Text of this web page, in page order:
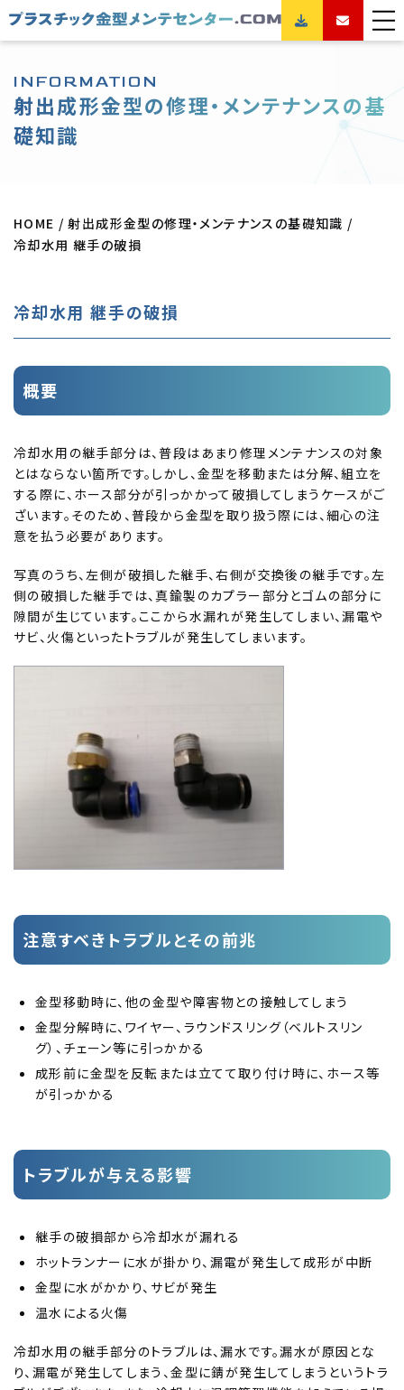
INFORMATION
射出成形金型の修理・メンテナンスの基
礎知識
HOME
射出成形金型の修理・メンテナンスの基礎知識
冷却水用 継手の破損
冷却水用 継手の破損
概要
冷却水用の継手部分は、普段はあまり修理メンテナンスの対象
とはならない箇所です。しかし、金型を移動または分解、組立を
する際に、ホース部分が引っかかって破損してしまうケースがご
ざいます。そのため、普段から金型を取り扱う際には、細心の注
意を払う必要があります。
写真のうち、左側が破損した継手、右側が交換後の継手です。左
側の破損した継手では、真鍮製のカプラー部分とゴムの部分に
隙間が生じています。ここから水漏れが発生してしまい、漏電や
サビ、火傷といったトラブルが発生してしまいます。
注意すべきトラブルとその前兆
金型移動時に、他の金型や障害物との接触してしまう
金型分解時に、ワイヤー、ラウンドスリング（ベルトスリン
グ）、チェーン等に引っかかる
成形前に金型を反転または立てて取り付け時に、ホース等
が引っかかる
トラブルが与える影響
継手の破損部から冷却水が漏れる
ホットランナーに水が掛かり、漏電が発生して成形が中断
金型に水がかかり、サビが発生
温水による火傷
冷却水用の継手部分のトラブルは、漏水です。漏水が原因とな
り、漏電が発生してしまう、金型に錆が発生してしまうというトラ